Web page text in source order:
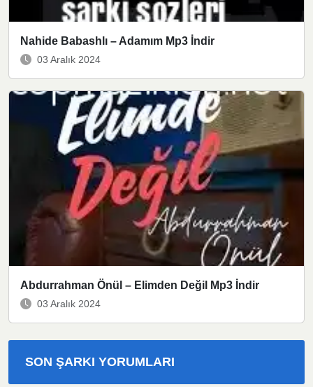
Nahide Babashlı – Adamım Mp3 İndir
03 Aralık 2024
Abdurrahman Önül – Elimden Değil Mp3 İndir
03 Aralık 2024
SON ŞARKI YORUMLARI